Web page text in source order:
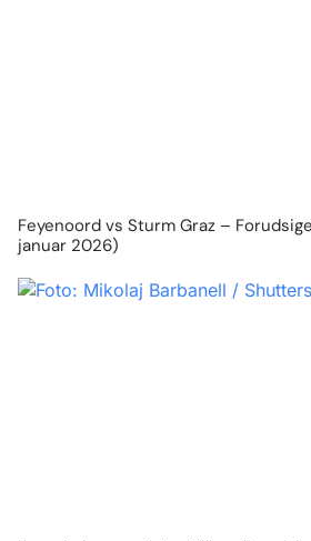
Feyenoord vs Sturm Graz –
januar 2026)